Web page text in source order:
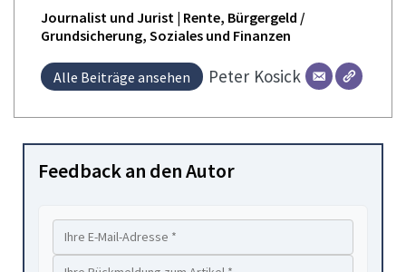
Journalist und Jurist | Rente, Bürgergeld /
Grundsicherung, Soziales und Finanzen
Alle Beiträge ansehen Peter Kosick
Feedback an den Autor